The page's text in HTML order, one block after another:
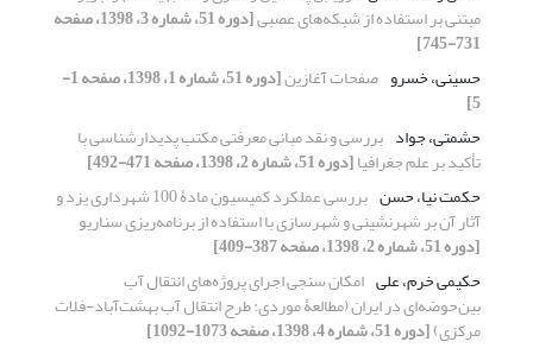
مبتنی بر استفاده از شبکه‌های عصبی [دوره 51، شماره 3، 1398، صفحه
731-745]
حسینی، خسرو صفحات آغازین [دوره 51، شماره 1، 1398، صفحه 1-
5]
حشمتی، جواد بررسی و نقد مبانی معرفتی مکتب پدیدارشناسی با
تأکید بر علم جغرافیا[دوره 51، شماره 2، 1398، صفحه 471-492]
حکمت نیا، حسن
بررسی عملکرد کمیسیون مادۀ 100 شهرداری یزد و
آثار آن بر شهرنشینی و شهرسازی با استفاده از برنامه‌ریزی سناریو
[دوره 51، شماره 2، 1398، صفحه 387-409]
حکیمی خرم، علی امکان سنجی اجرای پروژه‌های انتقال آب
بین‌حوضه‌ای در ایران (مطالعۀ موردی: طرح انتقال آب بهشت‌آباد-فلات
مرکزی)[دوره 51، شماره 4، 1398، صفحه 1073-1092]